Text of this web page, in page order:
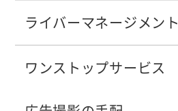
ライバーマネージメント
ワンストップサービス